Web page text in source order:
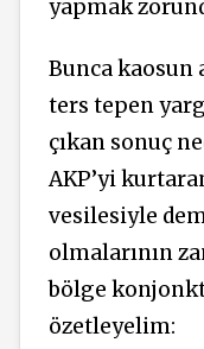
yapmak
Bunca kaosun
ters tepen
çıkan sonuç
AKP’yi
vesilesiyle
olmalarının
bölge
özetleyelim: